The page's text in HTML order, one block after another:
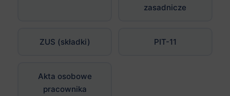
zasadnicze
ZUS (składki) PIT-11
Akta osobowe
pracownika